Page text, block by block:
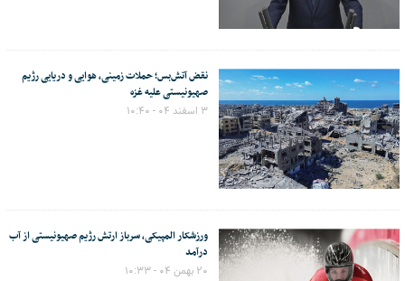
نقض آتش‌بس؛ حملات زمینی، هوایی و دریایی رژیم
صهیونیستی علیه غزه
۳ اسفند ۰۴ - ۱۰:۴۰
ورزشکار المپیکی، سرباز ارتش رژیم صهیونیستی از آب
درآمد
۲۰ بهمن ۰۴ - ۱۰:۳۳